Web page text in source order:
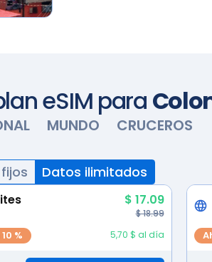
eSIM para
MUNDO CRUCEROS
Datos ilimitados
$ 17.09
$ 18.99
% 5,70 $ al día